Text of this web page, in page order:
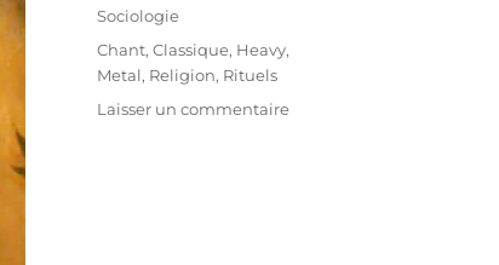
Sociologie
Étiquettes
Chant,Classique, Heavy,
Metal, Religion, Rituels
Laisser un commentaire